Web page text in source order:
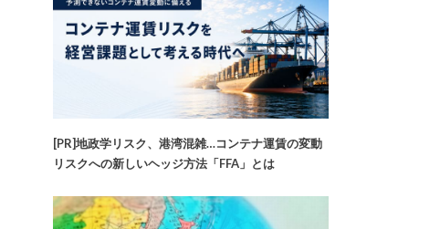
[PR]地政学リスク、港湾混雑…コンテナ運賃の変動
リスクへの新しいヘッジ方法「FFA」とは